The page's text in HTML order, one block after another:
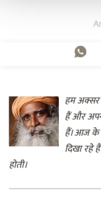
हम
हैं और
हैं। आज के
दिखा रहे
होती।